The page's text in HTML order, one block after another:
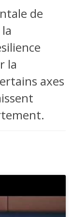
de
la
axes